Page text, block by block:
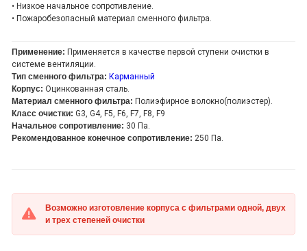
• Низкое начальное сопротивление.
• Пожаробезопасный материал сменного фильтра.
Применение: Применяется в качестве первой ступени очистки в
системе вентиляции.
Тип сменного фильтра: Карманный
Корпус: Оцинкованная сталь.
Материал сменного фильтра: Полиэфирное волокно(полиэстер).
Класс очистки: G3, G4, F5, F6, F7, F8, F9
Начальное сопротивление: 30 Па.
Рекомендованное конечное сопротивление: 250 Па.
Возможно изготовление корпуса с фильтрами одной, двух
и трех степеней очистки